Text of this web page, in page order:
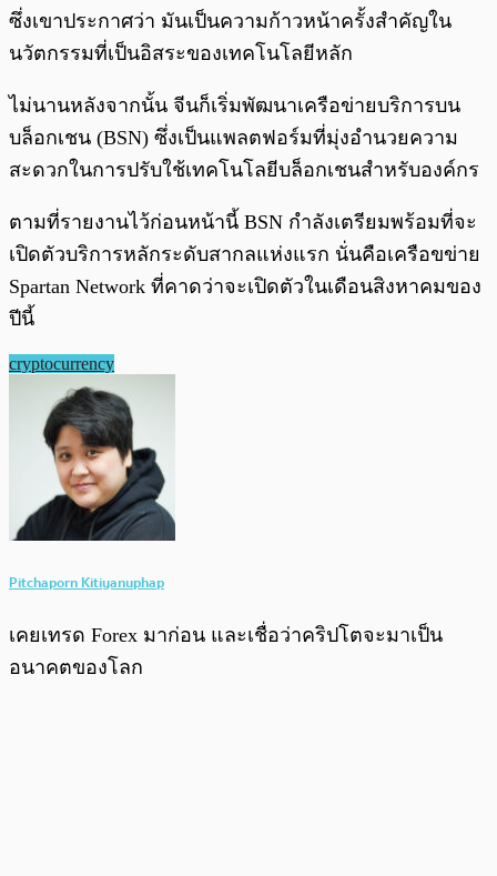
ซึ่งเขาประกาศว่า มันเป็นความก้าวหน้าครั้งสำคัญใน
นวัตกรรมที่เป็นอิสระของเทคโนโลยีหลัก
ไม่นานหลังจากนั้น จีนก็เริ่มพัฒนาเครือข่ายบริการบน
บล็อกเชน (BSN) ซึ่งเป็นแพลตฟอร์มที่มุ่งอำนวยความ
สะดวกในการปรับใช้เทคโนโลยีบล็อกเชนสำหรับองค์กร
ตามที่รายงานไว้ก่อนหน้านี้ BSN กำลังเตรียมพร้อมที่จะ
เปิดตัวบริการหลักระดับสากลแห่งแรก นั่นคือเครือขข่าย
Spartan Network ที่คาดว่าจะเปิดตัวในเดือนสิงหาคมของ
ปีนี้
cryptocurrency
Pitchaporn Kitiyanuphap
เคยเทรด Forex มาก่อน และเชื่อว่าคริปโตจะมาเป็น
อนาคตของโลก